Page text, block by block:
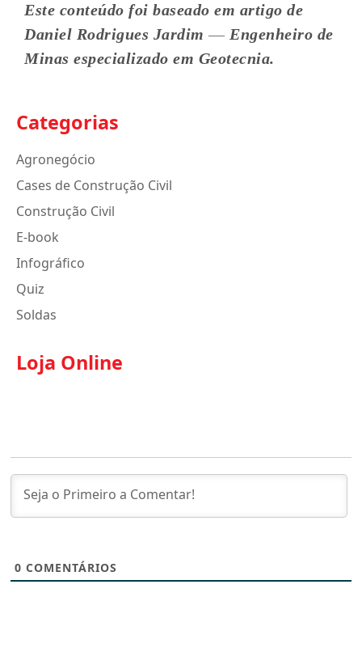
Este conteúdo foi baseado em artigo de
Daniel Rodrigues Jardim— Engenheiro de
Minas especializado em Geotecnia.
Categorias
Agronegócio
Cases de Construção Civil
Construção Civil
E-book
Infográfico
Quiz
Soldas
Loja Online
0 COMENTÁRIOS